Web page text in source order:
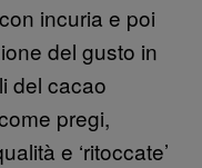
incuria e poi
del gusto in
del cacao
pregi,
e ‘ritoccate’